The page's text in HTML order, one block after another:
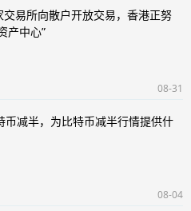
交易所向散户开放交易，香港正努
产中心”
08-31
币减半，为比特币减半行情提供什
08-04